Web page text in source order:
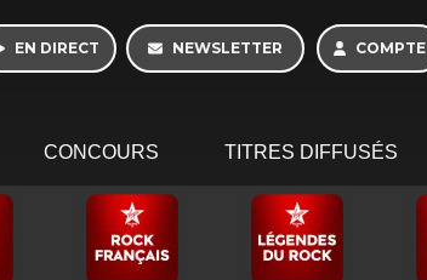
EN DIRECT NEWSLETTER COMPTE
CONCOURS TITRES DIFFUSÉS